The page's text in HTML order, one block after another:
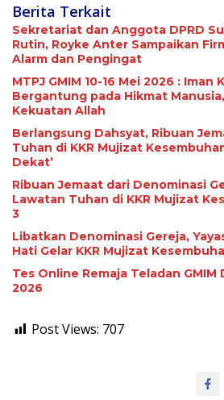
Berita Terkait
Sekretariat dan Anggota DPRD
Rutin, Royke Anter Sampaikan
Alarm dan Pengingat
MTPJ GMIM 10-16 Mei 2026 : Iman
Bergantung pada Hikmat
Kekuatan Allah
Berlangsung Dahsyat, Ribuan
Tuhan di KKR Mujizat Kesembuhan ‘Waktunya Sudah
Dekat’
Ribuan Jemaat dari Denominasi
Lawatan Tuhan di KKR Mujizat Kesembuhan Malam Ke
3
Libatkan Denominasi Gereja,
Hati Gelar KKR Mujizat
Tes Online Remaja Teladan GMIM
2026
Post Views: 707